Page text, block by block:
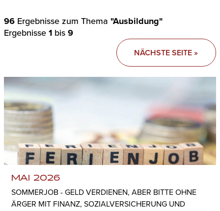
96 Ergebnisse zum Thema "Ausbildung"
Ergebnisse1 bis9
NÄCHSTE SEITE »
MAI 2026
SOMMERJOB - GELD VERDIENEN, ABER BITTE OHNE
ÄRGER MIT FINANZ, SOZIALVERSICHERUNG UND